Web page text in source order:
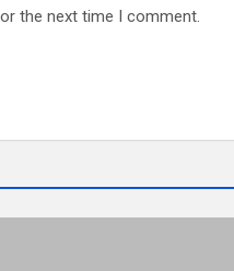
the next time I comment.